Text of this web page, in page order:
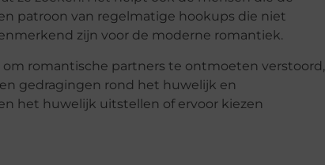
patroon van regelmatige hookups die niet
zijn voor de moderne romantiek.
romantische partners te ontmoeten verstoord,
gedragingen rond het huwelijk en
het huwelijk uitstellen of ervoor kiezen